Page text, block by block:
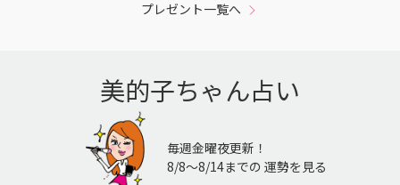
プレゼント一覧へ
美的子ちゃん占い
毎週金曜夜更新！
8/8〜8/14までの 運勢を見る